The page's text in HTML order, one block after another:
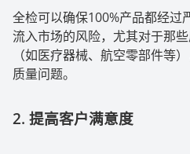
全检可以确保100%产品都经过
流入市场的风险，尤其对于那
（如医疗器械、航空零部件等
质量问题。
2. 提高客户满意度